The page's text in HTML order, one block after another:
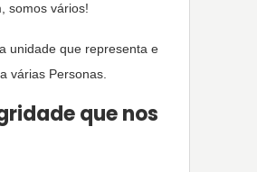
somos vários!
unidade que representa e
várias Personas.
que nos